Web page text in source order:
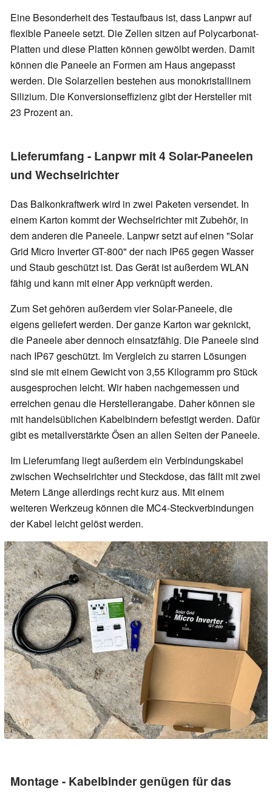
Eine Besonderheit des Testaufbaus ist, dass Lanpwr auf
flexible Paneele setzt. Die Zellen sitzen auf Polycarbonat-
Platten und diese Platten können gewölbt werden. Damit
können die Paneele an Formen am Haus angepasst
werden. Die Solarzellen bestehen aus monokristallinem
Silizium. Die Konversionseffizienz gibt der Hersteller mit
23 Prozent an.
Lieferumfang - Lanpwr mit 4 Solar-Paneelen
und Wechselrichter
Das Balkonkraftwerk wird in zwei Paketen versendet. In
einem Karton kommt der Wechselrichter mit Zubehör, in
dem anderen die Paneele. Lanpwr setzt auf einen "Solar
Grid Micro Inverter GT-800" der nach IP65 gegen Wasser
und Staub geschützt ist. Das Gerät ist außerdem WLAN
fähig und kann mit einer App verknüpft werden.
Zum Set gehören außerdem vier Solar-Paneele, die
eigens geliefert werden. Der ganze Karton war geknickt,
die Paneele aber dennoch einsatzfähig. Die Paneele sind
nach IP67 geschützt. Im Vergleich zu starren Lösungen
sind sie mit einem Gewicht von 3,55 Kilogramm pro Stück
ausgesprochen leicht. Wir haben nachgemessen und
erreichen genau die Herstellerangabe. Daher können sie
mit handelsüblichen Kabelbindern befestigt werden. Dafür
gibt es metallverstärkte Ösen an allen Seiten der Paneele.
Im Lieferumfang liegt außerdem ein Verbindungskabel
zwischen Wechselrichter und Steckdose, das fällt mit zwei
Metern Länge allerdings recht kurz aus. Mit einem
weiteren Werkzeug können die MC4-Steckverbindungen
der Kabel leicht gelöst werden.
Montage - Kabelbinder genügen für das